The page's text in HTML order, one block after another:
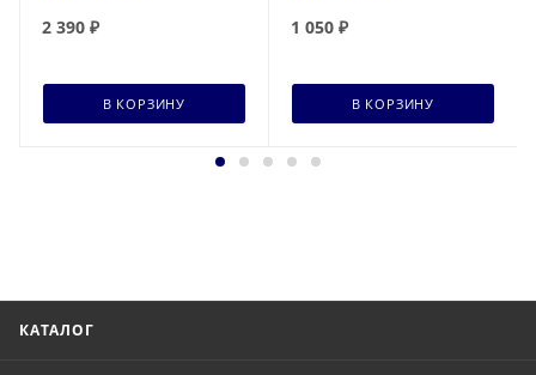
2 390 ₽
В КОРЗИНУ
1 050 ₽
В КОРЗИНУ
КАТАЛОГ